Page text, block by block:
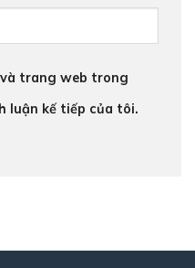
trang web trong
luận kế tiếp của tôi.